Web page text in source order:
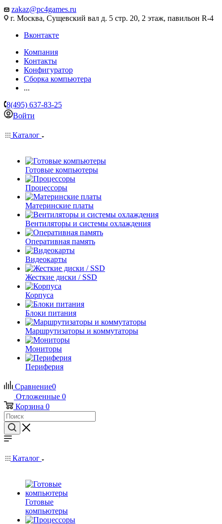
zakaz@pc4games.ru
г. Москва, Сущевский вал д. 5 стр. 20, 2 этаж, павильон R-4
Вконтакте
Компания
Контакты
Конфигуратор
Сборка компьютера
...
8(495) 637-83-25
Войти
Каталог
Готовые компьютеры
Процессоры
Материнские платы
Вентиляторы и системы охлаждения
Оперативная память
Видеокарты
Жесткие диски / SSD
Корпуса
Блоки питания
Маршрутизаторы и коммутаторы
Мониторы
Периферия
Сравнение0
Отложенные 0
Корзина 0
Каталог
Готовые
компьютеры